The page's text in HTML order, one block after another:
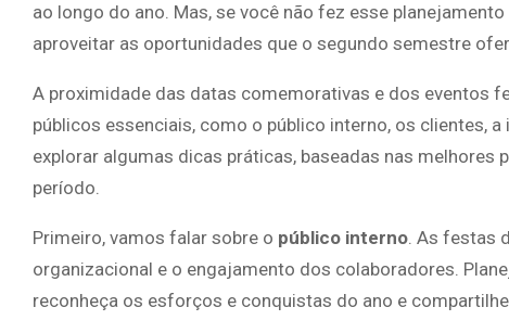
ao longo do ano. Mas, se você não fez esse
aproveitar as oportunidades que o segundo semestre
A proximidade das datas comemorativas e dos eventos
públicos essenciais, como o público interno, os clientes,
explorar algumas dicas práticas, baseadas nas melhores
período.
Primeiro, vamos falar sobre o público interno. As festas
organizacional e o engajamento dos colaboradores.
reconheça os esforços e conquistas do ano e